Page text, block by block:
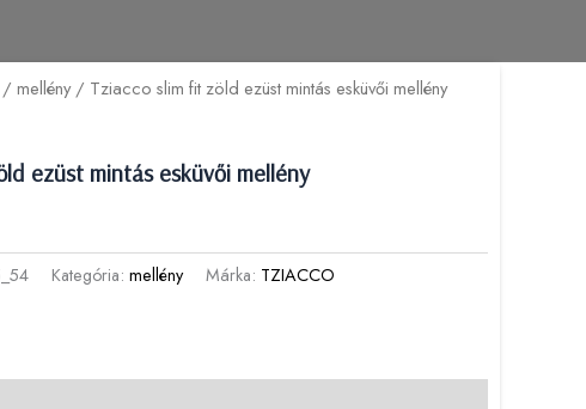
/mellény/ Tziacco slim fit zöld ezüst mintás esküvői mellény
ezüst mintás esküvői mellény
Kategória:mellény Márka: TZIACCO